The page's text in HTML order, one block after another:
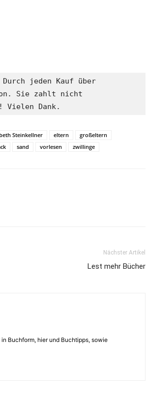
jeden Kauf über
Sie zahlt nicht
Vielen Dank.
Steinkellner eltern
großeltern
sand vorlesen zwillinge
Nächster Artikel
Lest mehr Bücher
Buchform, hier und Buchtipps, sowie